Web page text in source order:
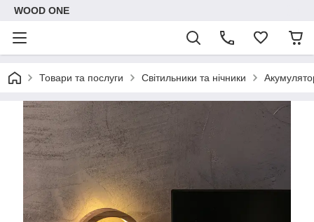
WOOD ONE
Товари та послуги Світильники та нічники